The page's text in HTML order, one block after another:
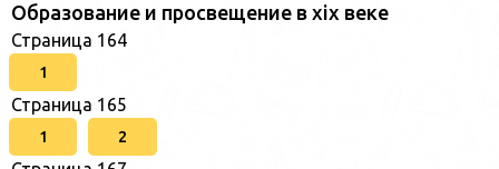
Образование и просвещение в xix веке
Страница 164
1
Страница 165
1 2